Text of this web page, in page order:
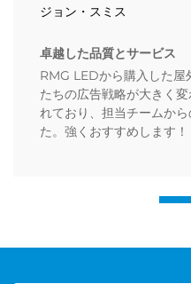
ジョン・スミス
卓越した品質とサービス
RMG LEDから購入した
たちの広告戦略が大きく
れており、担当チームか
た。強くおすすめします！